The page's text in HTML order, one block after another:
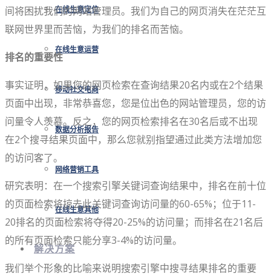
在线生意定位
在线生意运营
移动社交电商
数据分析报告
网络营销工具
在线生意其他
解决方案
间将困扰我们的网站管理员。我们为自己的网页消失在茫茫互
联网世界里而苦恼，为我们的排名而苦恼。
排名的重要性
事实证明，如果您的网页检索在查询结果20名内或在2个结果
页面中出现，非常恭喜您，您是位出色的网站管理员，您的访
问量令人羡慕。反之，您的网页检索排名在30名后或不出现
在2个搜寻结果页面中，那么您就别指望通过此类方法增加您
的访问客了。
研究表明：在一个搜索引擎关键词查询结果中，排名在前十位
的页面检索将掠去此关键词查询访问量的60-65%；位于11-
20排名的页面检索将夺得20-25%的访问量；而排名在21名后
的所有页面检索只能分享3-4%的访问量。
我们举个形象的比喻来说明搜索引擎中搜寻结果排名的重要